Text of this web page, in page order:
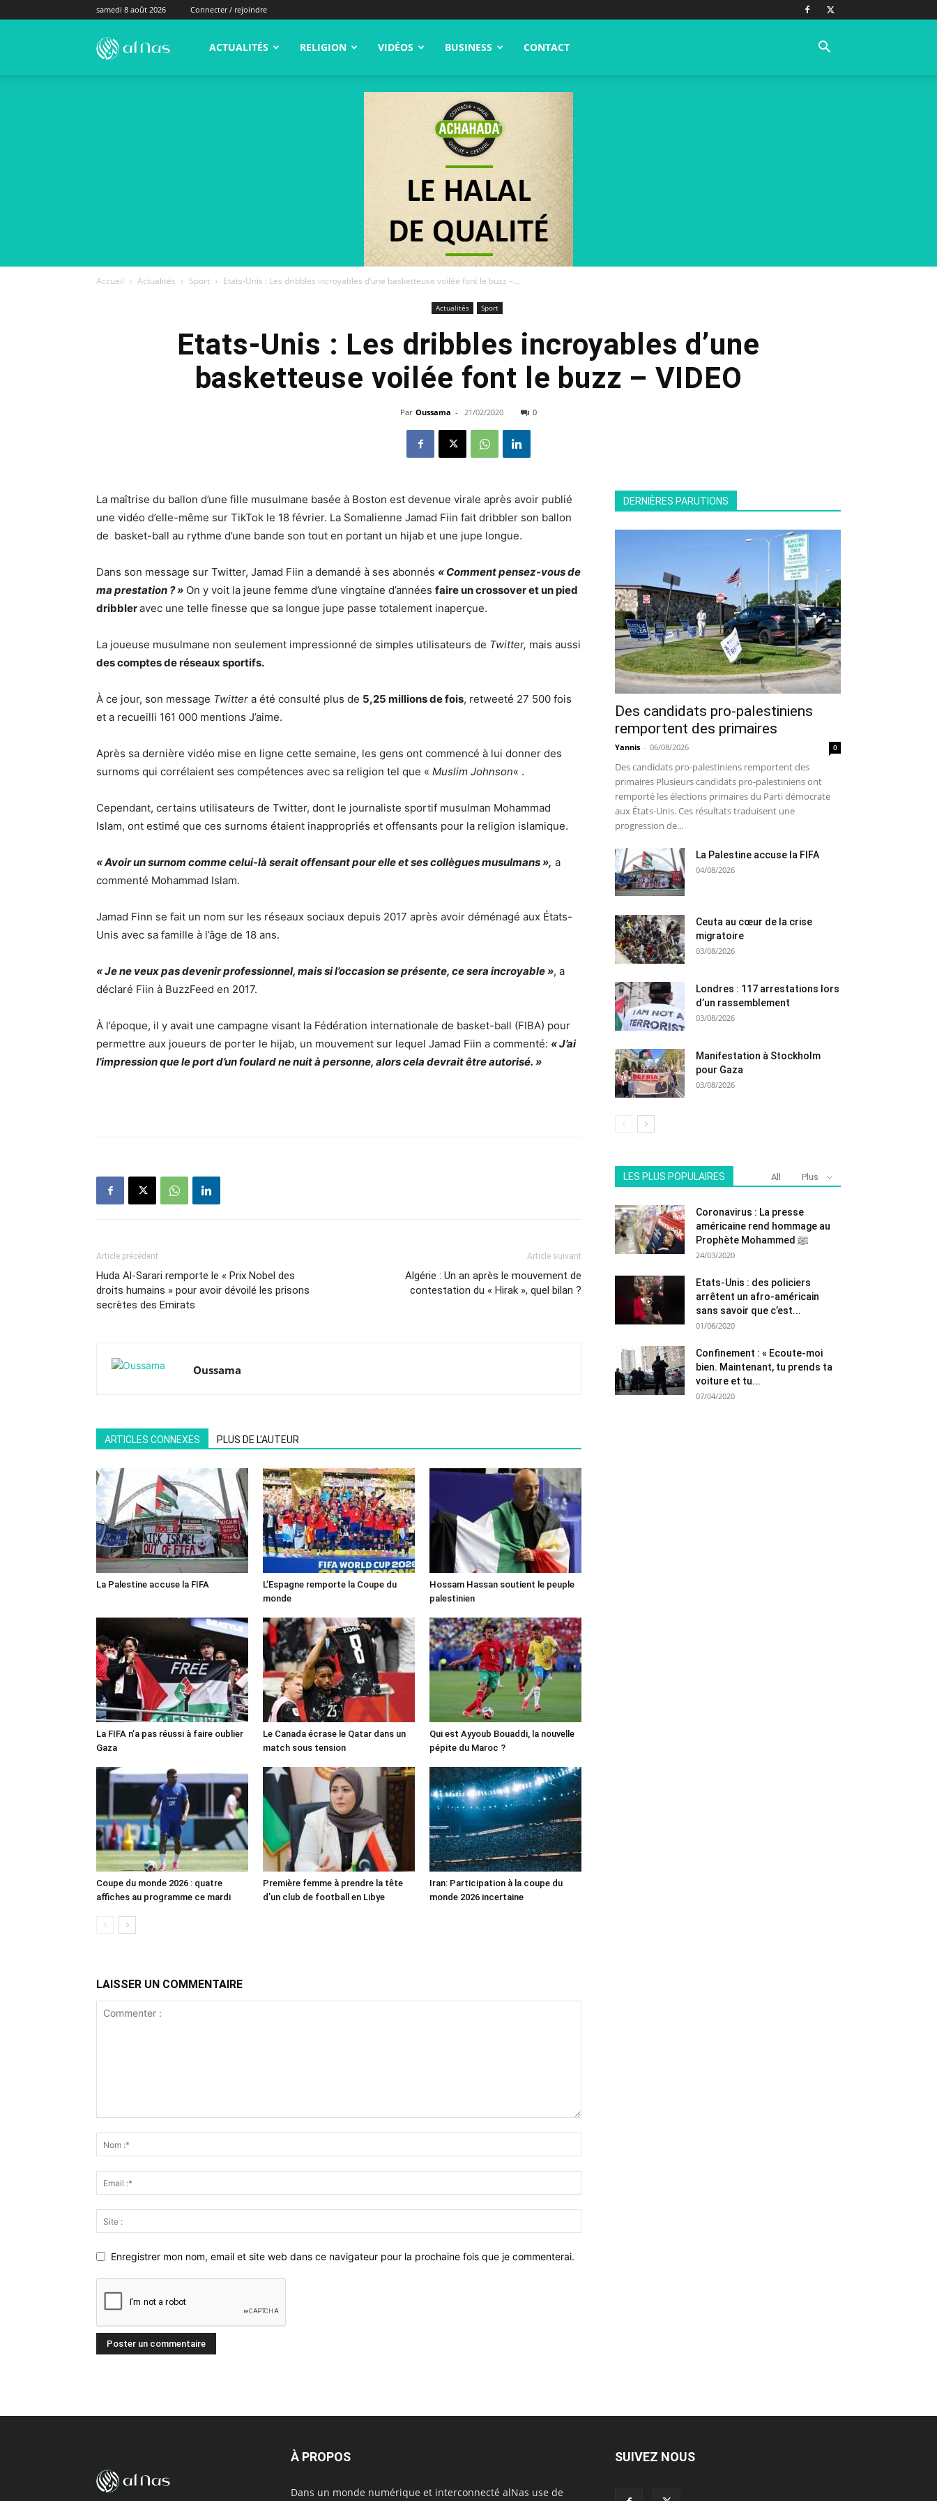
samedi 8 août 2026 Connecter / rejoindre
alNas.fr ACTUALITÉS RELIGION VIDÉOS BUSINESS CONTACT
Accueil Actualités Sport Etats-Unis : Les dribbles incroyables d’une basketteuse voilée font le buzz –...
Actualités Sport
Etats-Unis : Les dribbles incroyables d’une
basketteuse voilée font le buzz – VIDEO
Par Oussama - 21/02/2020 0
La maîtrise du ballon d’une fille musulmane basée à Boston est devenue virale après avoir publié
une vidéo d’elle-même sur TikTok le 18 février. La Somalienne Jamad Fiin fait dribbler son ballon
de basket-ball au rythme d’une bande son tout en portant un hijab et une jupe longue.
Dans son message sur Twitter, Jamad Fiin a demandé à ses abonnés « Comment pensez-vous de
ma prestation ? » On y voit la jeune femme d’une vingtaine d’années faire un crossover et un pied
dribbleravec une telle finesse que sa longue jupe passe totalement inaperçue.
La joueuse musulmane non seulement impressionné de simples utilisateurs de Twitter, mais aussi
des comptes de réseaux sportifs.
À ce jour, son message Twitter a été consulté plus de 5,25 millions de fois, retweeté 27 500 fois
et a recueilli 161 000 mentions J’aime.
Après sa dernière vidéo mise en ligne cette semaine, les gens ont commencé à lui donner des
surnoms qui corrélaient ses compétences avec sa religion tel que « Muslim Johnson« .
Cependant, certains utilisateurs de Twitter, dont le journaliste sportif musulman Mohammad
Islam, ont estimé que ces surnoms étaient inappropriés et offensants pour la religion islamique.
« Avoir un surnom comme celui-là serait offensant pour elle et ses collègues musulmans », a
commenté Mohammad Islam.
Jamad Finn se fait un nom sur les réseaux sociaux depuis 2017 après avoir déménagé aux États-
Unis avec sa famille à l’âge de 18 ans.
« Je ne veux pas devenir professionnel, mais si l’occasion se présente, ce sera incroyable », a
déclaré Fiin à BuzzFeed en 2017.
À l’époque, il y avait une campagne visant la Fédération internationale de basket-ball (FIBA) pour
permettre aux joueurs de porter le hijab, un mouvement sur lequel Jamad Fiin a commenté: « J’ai
l’impression que le port d’un foulard ne nuit à personne, alors cela devrait être autorisé. »
Article précédent
Huda Al-Sarari remporte le « Prix Nobel des
droits humains » pour avoir dévoilé les prisons
secrètes des Emirats
Article suivant
Algérie : Un an après le mouvement de
contestation du « Hirak », quel bilan ?
Oussama
ARTICLES CONNEXES PLUS DE L'AUTEUR
La Palestine accuse la FIFA
L’Espagne remporte la Coupe du
monde
Hossam Hassan soutient le peuple
palestinien
La FIFA n’a pas réussi à faire oublier
Gaza
Le Canada écrase le Qatar dans un
match sous tension
Qui est Ayyoub Bouaddi, la nouvelle
pépite du Maroc ?
Coupe du monde 2026 : quatre
affiches au programme ce mardi
Première femme à prendre la tête
d’un club de football en Libye
Iran: Participation à la coupe du
monde 2026 incertaine
LAISSER UN COMMENTAIRE
Enregistrer mon nom, email et site web dans ce navigateur pour la prochaine fois que je commenterai.
DERNIÈRES PARUTIONS
Des candidats pro-palestiniens
remportent des primaires
Yannis - 06/08/2026 0
Des candidats pro-palestiniens remportent des
primaires Plusieurs candidats pro-palestiniens ont
remporté les élections primaires du Parti démocrate
aux États-Unis. Ces résultats traduisent une
progression de...
La Palestine accuse la FIFA
04/08/2026
Ceuta au cœur de la crise
migratoire
03/08/2026
Londres : 117 arrestations lors
d’un rassemblement
03/08/2026
Manifestation à Stockholm
pour Gaza
03/08/2026
LES PLUS POPULAIRES All Plus
Coronavirus : La presse
américaine rend hommage au
Prophète Mohammed ﷺ
24/03/2020
Etats-Unis : des policiers
arrêtent un afro-américain
sans savoir que c’est...
01/06/2020
Confinement : « Ecoute-moi
bien. Maintenant, tu prends ta
voiture et tu...
07/04/2020
À PROPOS
Dans un monde numérique et interconnecté alNas use de
SUIVEZ NOUS